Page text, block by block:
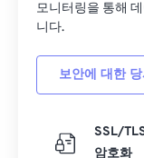
모니터링을 통해
니다.
보안에 대한
SSL/
암호화